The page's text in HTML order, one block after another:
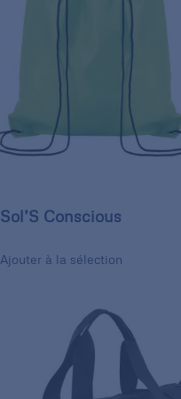
Sol’S Conscious
Ajouter à la sélection